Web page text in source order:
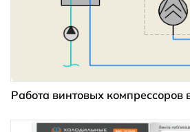
Работа винтовых компрессоров